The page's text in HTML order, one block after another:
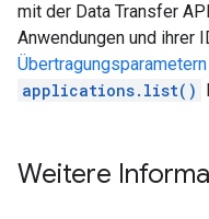
mit der Data Transfer
Anwendungen und ihrer
Übertragungsparametern
applications.list()
Weitere